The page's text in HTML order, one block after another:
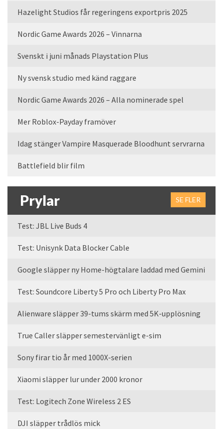
Hazelight Studios får regeringens exportpris 2025
Nordic Game Awards 2026 – Vinnarna
Svenskt i juni månads Playstation Plus
Ny svensk studio med känd raggare
Nordic Game Awards 2026 – Alla nominerade spel
Mer Roblox-Payday framöver
Idag stänger Vampire Masquerade Bloodhunt servrarna
Battlefield blir film
Prylar SE FLER
Test: JBL Live Buds 4
Test: Unisynk Data Blocker Cable
Google släpper ny Home-högtalare laddad med Gemini
Test: Soundcore Liberty 5 Pro och Liberty Pro Max
Alienware släpper 39-tums skärm med 5K-upplösning
True Caller släpper semestervänligt e-sim
Sony firar tio år med 1000X-serien
Xiaomi släpper lur under 2000 kronor
Test: Logitech Zone Wireless 2 ES
DJI släpper trådlös mick